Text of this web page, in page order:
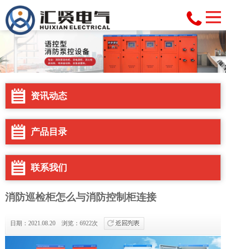
资讯动态
产品目录
联系我们
消防巡检柜怎么与消防控制柜连接
日期：2021.08.20 浏览：6922次